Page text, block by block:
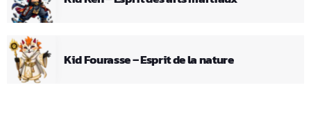
Kid Fourasse – Esprit de la nature